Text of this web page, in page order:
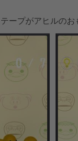
ープがアヒルのお